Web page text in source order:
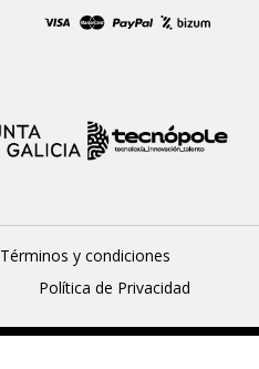
Términos y condiciones
Política de Privacidad